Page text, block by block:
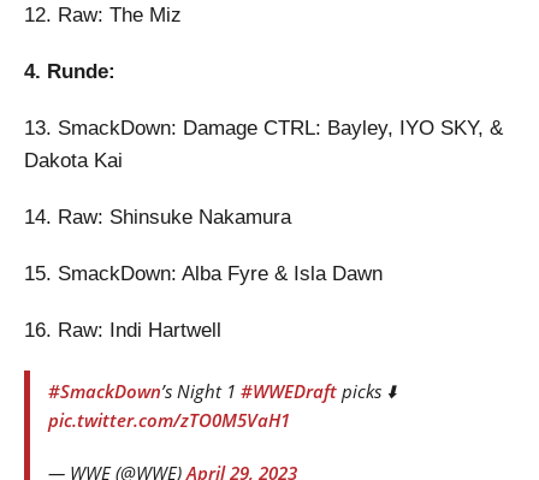
12. Raw: The Miz
4. Runde:
13. SmackDown: Damage CTRL: Bayley, IYO SKY, &
Dakota Kai
14. Raw: Shinsuke Nakamura
15. SmackDown: Alba Fyre & Isla Dawn
16. Raw: Indi Hartwell
#SmackDown’s Night 1 #WWEDraft picks ⬇️
pic.twitter.com/zTO0M5VaH1
— WWE (@WWE)April 29, 2023